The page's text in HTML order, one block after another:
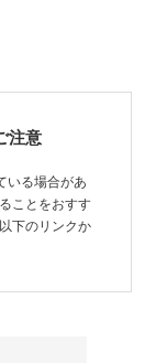
注意
いる場合があ
ことをおすす
下のリンクか